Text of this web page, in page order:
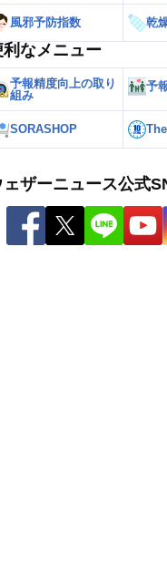
風邪予防指数 乾
利なメニュー
予報精度向上の取り
組み
予
SORASHOP
ェザーニュース公式